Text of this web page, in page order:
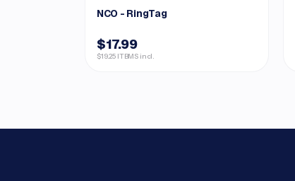
NCO - RingTag
$17.99
$19.25 ITBMS incl.